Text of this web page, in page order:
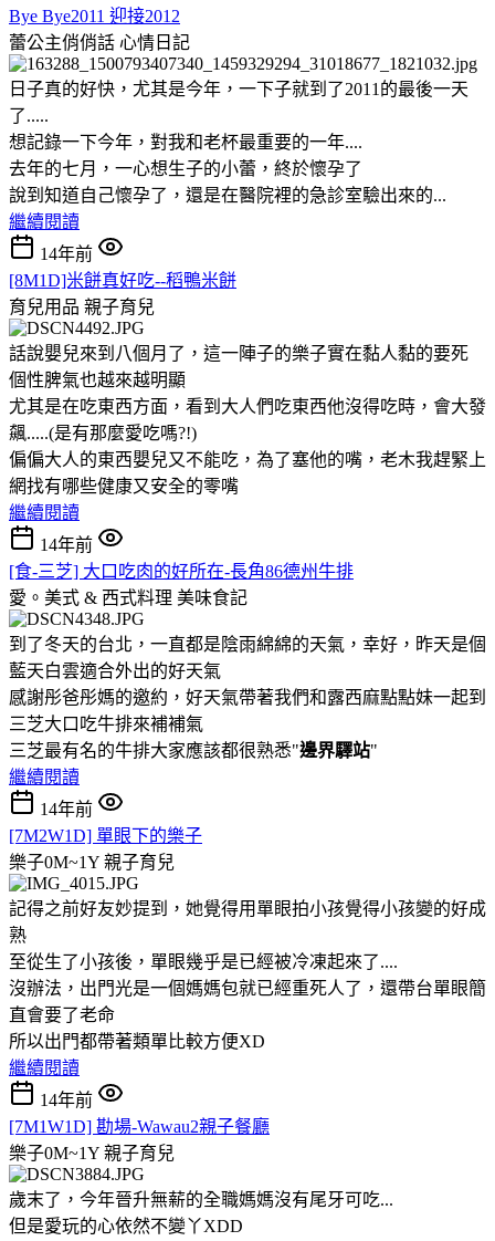
Bye Bye2011 迎接2012
蕾公主俏俏話 心情日記
日子真的好快，尤其是今年，一下子就到了2011的最後一天
了.....
想記錄一下今年，對我和老杯最重要的一年....
去年的七月，一心想生子的小蕾，終於懷孕了
說到知道自己懷孕了，還是在醫院裡的急診室驗出來的...
繼續閱讀
14年前
[8M1D]米餅真好吃--稻鴨米餅
育兒用品 親子育兒
話說嬰兒來到八個月了，這一陣子的樂子實在黏人黏的要死
個性脾氣也越來越明顯
尤其是在吃東西方面，看到大人們吃東西他沒得吃時，會大發
飆.....(是有那麼愛吃嗎?!)
偏偏大人的東西嬰兒又不能吃，為了塞他的嘴，老木我趕緊上
網找有哪些健康又安全的零嘴
繼續閱讀
14年前
[食-三芝] 大口吃肉的好所在-長角86德州牛排
愛。美式 & 西式料理 美味食記
到了冬天的台北，一直都是陰雨綿綿的天氣，幸好，昨天是個
藍天白雲適合外出的好天氣
感謝彤爸彤媽的邀約，好天氣帶著我們和露西麻點點妹一起到
三芝大口吃牛排來補補氣
三芝最有名的牛排大家應該都很熟悉"邊界驛站"
繼續閱讀
14年前
[7M2W1D] 單眼下的樂子
樂子0M~1Y 親子育兒
記得之前好友妙提到，她覺得用單眼拍小孩覺得小孩變的好成
熟
至從生了小孩後，單眼幾乎是已經被冷凍起來了....
沒辦法，出門光是一個媽媽包就已經重死人了，還帶台單眼簡
直會要了老命
所以出門都帶著類單比較方便XD
繼續閱讀
14年前
[7M1W1D] 勘場-Wawau2親子餐廳
樂子0M~1Y 親子育兒
歲末了，今年晉升無薪的全職媽媽沒有尾牙可吃...
但是愛玩的心依然不變丫XDD